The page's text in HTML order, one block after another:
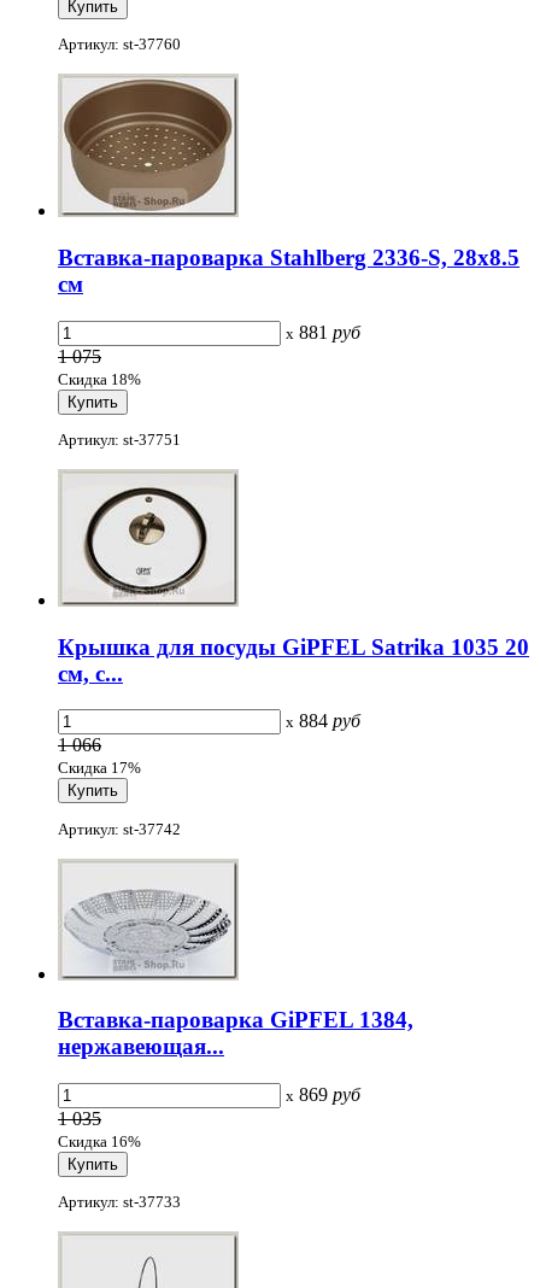
Артикул: st-37760
Вставка-пароварка Stahlberg 2336-S, 28х8.5
см
x 881 руб
1 075
Скидка 18%
Артикул: st-37751
Крышка для посуды GiPFEL Satrika 1035 20
см, с...
x 884 руб
1 066
Скидка 17%
Артикул: st-37742
Вставка-пароварка GiPFEL 1384,
нержавеющая...
x 869 руб
1 035
Скидка 16%
Артикул: st-37733